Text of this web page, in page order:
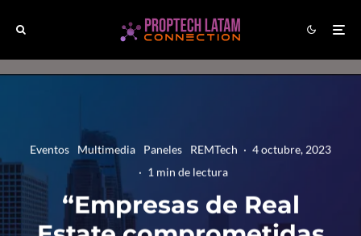
Eventos Multimedia Paneles REMTech · 4 octubre, 2023
· 1 min de lectura
“Empresas de Real